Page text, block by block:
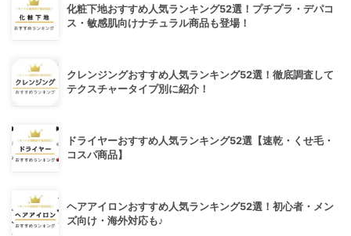
化粧下地おすすめ人気ランキング52選！プチプラ・デパコ
ス・敏感肌向けナチュラル商品も登場！
クレンジングおすすめ人気ランキング52選！徹底調査して
テクスチャータイプ別に紹介！
ドライヤーおすすめ人気ランキング52選【速乾・くせ毛・
コスパ商品】
ヘアアイロンおすすめ人気ランキング52選！初心者・メン
ズ向け・海外対応も♪